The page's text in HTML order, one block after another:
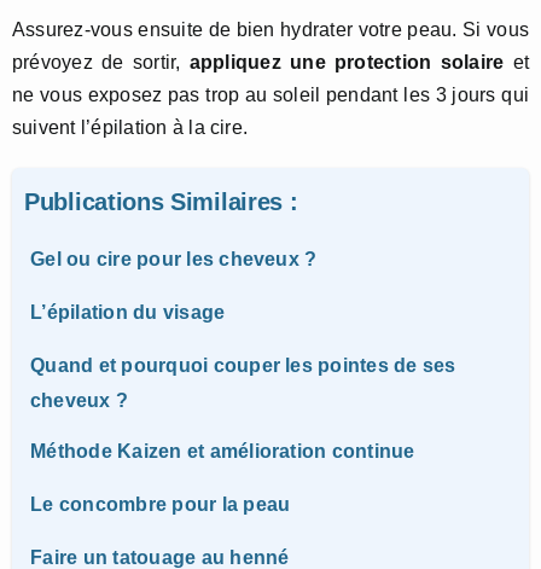
Assurez-vous ensuite de bien hydrater votre peau. Si vous
prévoyez de sortir, appliquez une protection solaire et
ne vous exposez pas trop au soleil pendant les 3 jours qui
suivent l’épilation à la cire.
Publications Similaires :
Gel ou cire pour les cheveux ?
L’épilation du visage
Quand et pourquoi couper les pointes de ses
cheveux ?
Méthode Kaizen et amélioration continue
Le concombre pour la peau
Faire un tatouage au henné